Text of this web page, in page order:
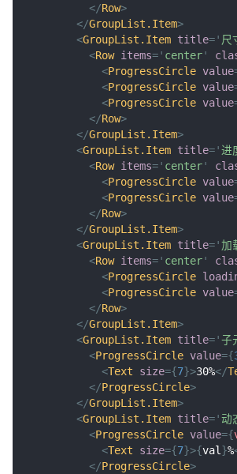
</Row>
</GroupList.Item>
<GroupList.Item title=' 尺
<Row items=' center'
<ProgressCircle value
<ProgressCircle value
<ProgressCircle value
</Row>
</GroupList.Item>
<GroupList.Item title='进
<Row items=' center'
<ProgressCircle value
<ProgressCircle value
</Row>
</GroupList.Item>
<GroupList.Item title='加
<Row items=' center'
<ProgressCircle
<ProgressCircle value
</Row>
</GroupList.Item>
<GroupList.Item title='子
<ProgressCircle value={
<Text size={7}>30%</
</ProgressCircle>
</GroupList.Item>
<GroupList.Item title='动
<ProgressCircle value={
<Text size={7}>{val }%
</ProgressCircle>